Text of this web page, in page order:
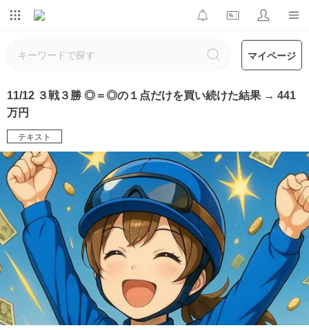
マイページ
11/12 ３戦３勝 ◎＝◎の１点だけを買い続けた結果 → 441
万円
テキスト